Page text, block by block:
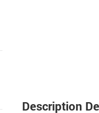
Description